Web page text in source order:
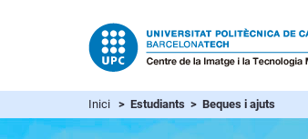
Inici > Estudiants > Beques i ajuts